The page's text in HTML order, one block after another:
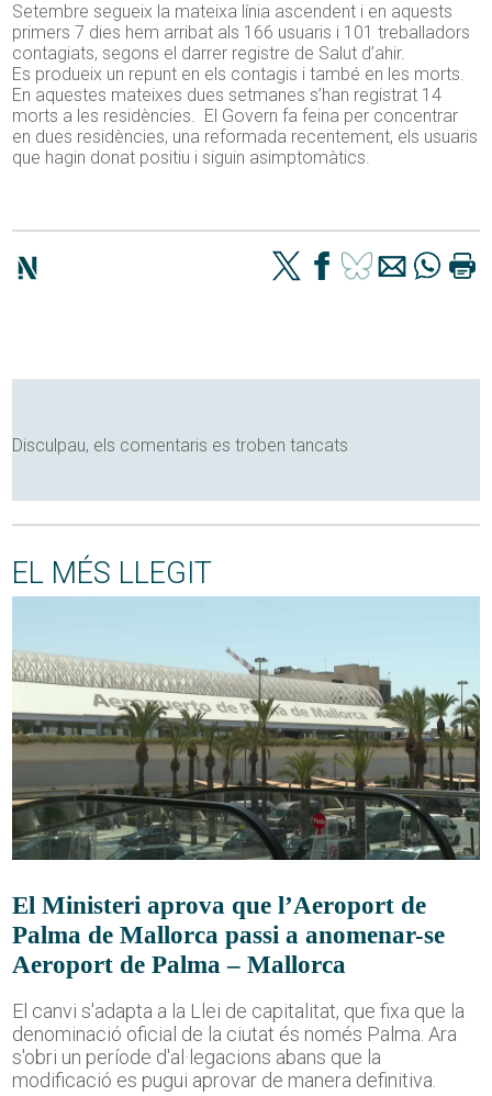
Setembre segueix la mateixa línia ascendent i en aquests
primers 7 dies hem arribat als 166 usuaris i 101 treballadors
contagiats, segons el darrer registre de Salut d’ahir.
Es produeix un repunt en els contagis i també en les morts.
En aquestes mateixes dues setmanes s’han registrat 14
morts a les residències. El Govern fa feina per concentrar
en dues residències, una reformada recentement, els usuaris
que hagin donat positiu i siguin asimptomàtics.
Disculpau, els comentaris es troben tancats
EL MÉS LLEGIT
El Ministeri aprova que l’Aeroport de
Palma de Mallorca passi a anomenar-se
Aeroport de Palma – Mallorca
El canvi s'adapta a la Llei de capitalitat, que fixa que la
denominació oficial de la ciutat és només Palma. Ara
s'obri un període d'al·legacions abans que la
modificació es pugui aprovar de manera definitiva.